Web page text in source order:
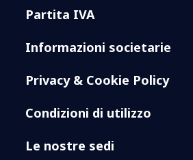
Partita IVA
Informazioni societarie
Privacy & Cookie Policy
Condizioni di utilizzo
Le nostre sedi